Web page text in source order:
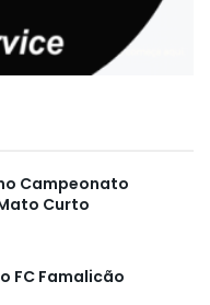
Campeonato
Curto
FC Famalicão